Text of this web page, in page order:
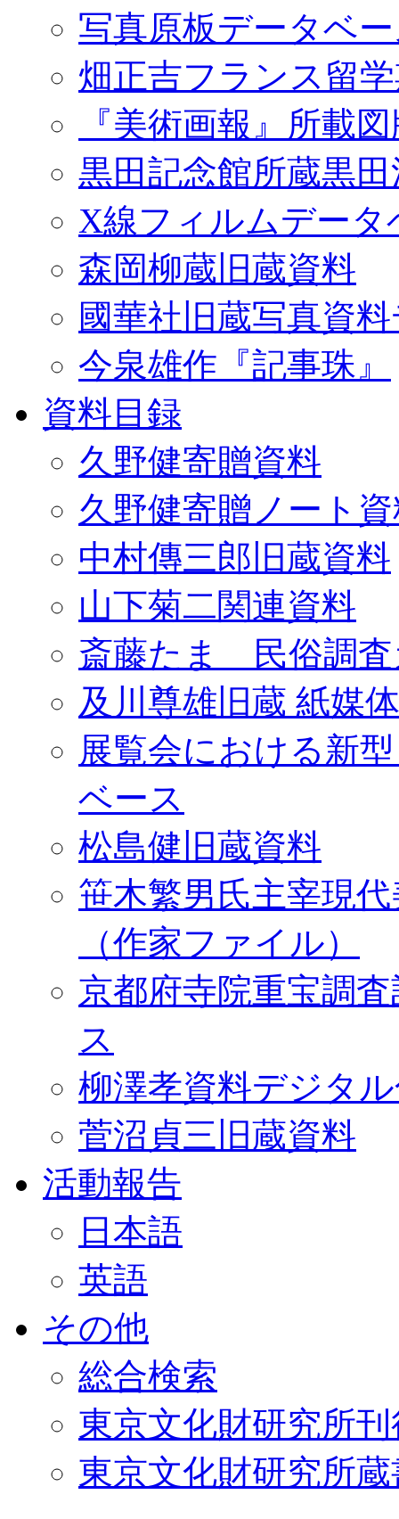
写真原板データベ
畑正吉フランス留
『美術画報』所載
黒田記念館所蔵黒
X線フィルムデータ
森岡柳蔵旧蔵資料
國華社旧蔵写真資
今泉雄作『記事珠』
資料目録
久野健寄贈資料
久野健寄贈ノート
中村傳三郎旧蔵資料
山下菊二関連資料
斎藤たま 民俗調査
及川尊雄旧蔵 紙媒
展覧会における新
ベース
松島健旧蔵資料
笹木繁男氏主宰現
（作家ファイル）
京都府寺院重宝調
ス
柳澤孝資料デジタ
菅沼貞三旧蔵資料
活動報告
日本語
英語
その他
総合検索
東京文化財研究所
東京文化財研究所